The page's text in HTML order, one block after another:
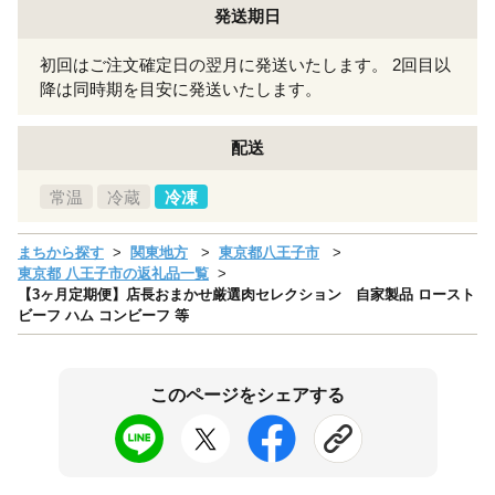
発送期日
初回はご注文確定日の翌月に発送いたします。 2回目以
降は同時期を目安に発送いたします。
配送
常温 冷蔵 冷凍
まちから探す 関東地方
東京都八王子市
東京都 八王子市の返礼品一覧
【3ヶ月定期便】店長おまかせ厳選肉セレクション 自家製品 ロースト
ビーフ ハム コンビーフ 等
このページをシェアする